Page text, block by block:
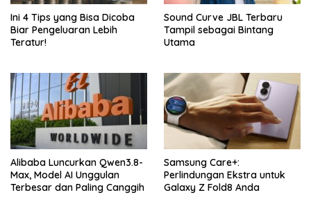
Ini 4 Tips yang Bisa Dicoba
Biar Pengeluaran Lebih
Teratur!
Sound Curve JBL Terbaru
Tampil sebagai Bintang
Utama
Alibaba Luncurkan Qwen3.8-
Max, Model AI Unggulan
Terbesar dan Paling Canggih
Samsung Care+:
Perlindungan Ekstra untuk
Galaxy Z Fold8 Anda